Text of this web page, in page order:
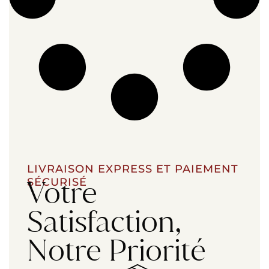
LIVRAISON EXPRESS ET PAIEMENT
SÉCURISÉ
Votre
Satisfaction,
Notre Priorité